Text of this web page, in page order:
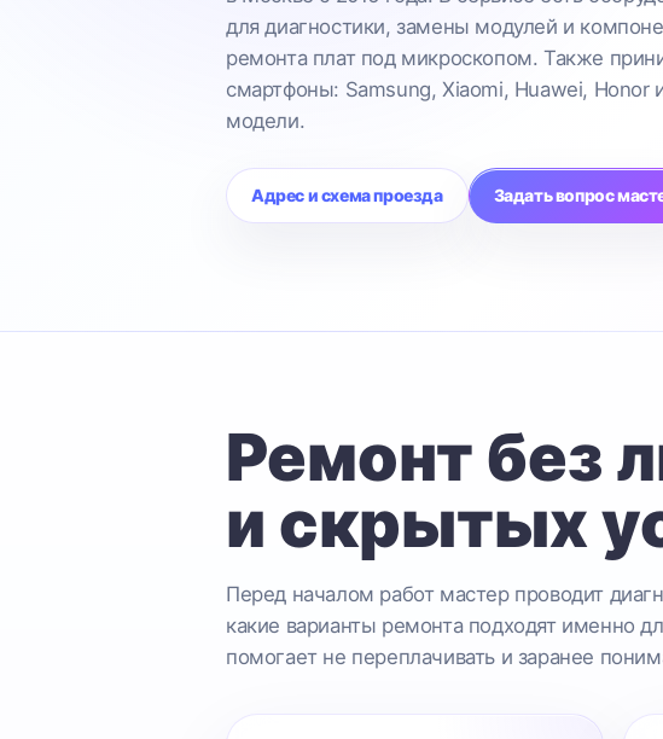
для диагностики, замены модулей и
ремонта плат под микроскопом. Также
смартфоны: Samsung, Xiaomi, Huawei, Honor
модели.
Адрес и схема проезда Задать вопрос
Ремонт без
и скрытых
Перед началом работ мастер проводит
какие варианты ремонта подходят именно
помогает не переплачивать и заранее